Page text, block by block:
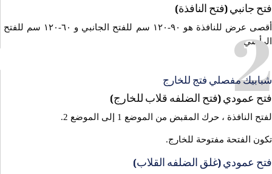
فتح جانبي (فتح النافذة)
أقصى عرض للنافذة هو ٩٠-١٢٠ سم للفتح الجانبي و ٦٠-١٢٠ سم للفتح
الرأسي.
2
شبابيك مفصلي فتج للخارج
فتح عمودي (فتح الضلفه قلاب للخارج)
لفتح النافذة ، حرك المقبض من الموضع 1 إلى الموضع 2.
تكون الفتحة مفتوحة للخارج.
فتح عمودي (غلق الضلفه القلاب)